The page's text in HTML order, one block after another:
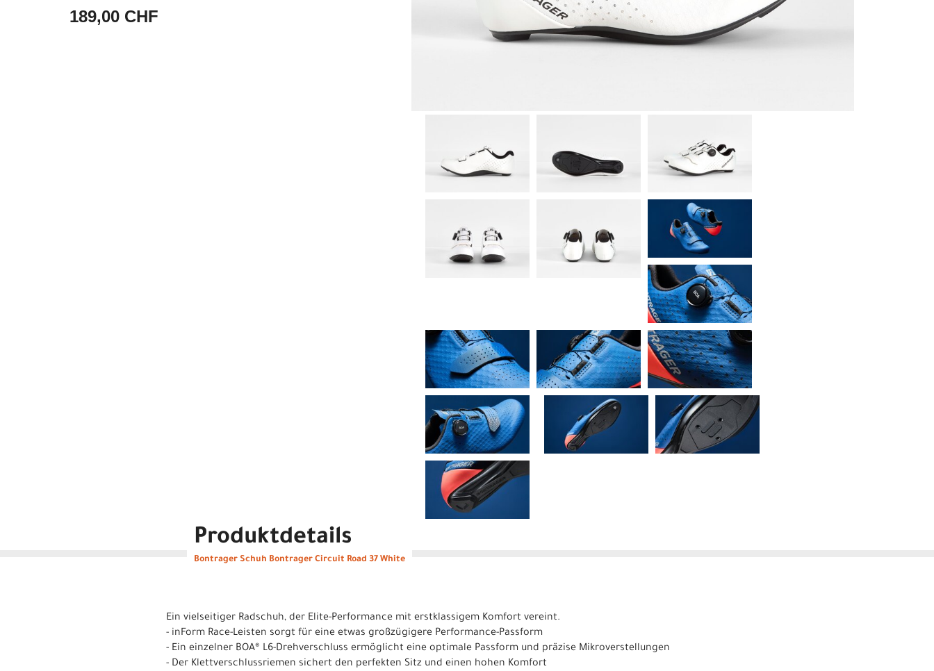
189,00 CHF
Produktdetails
Bontrager Schuh Bontrager Circuit Road 37 White
Ein vielseitiger Radschuh, der Elite-Performance mit erstklassigem Komfort vereint.
- inForm Race-Leisten sorgt für eine etwas großzügigere Performance-Passform
- Ein einzelner BOA® L6-Drehverschluss ermöglicht eine optimale Passform und präzise Mikroverstellungen
- Der Klettverschlussriemen sichert den perfekten Sitz und einen hohen Komfort